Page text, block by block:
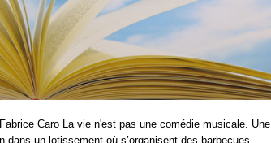
Caro La vie n'est pas une comédie musicale. Une
un lotissement où s’organisent des barbecues